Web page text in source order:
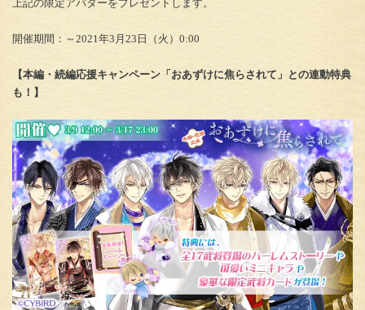
上記の限定アバターをプレゼントします。
開催期間：～2021年3月23日（火）0:00
【本編・続編応援キャンペーン「おあずけに焦らされて」との連動特典
も！】